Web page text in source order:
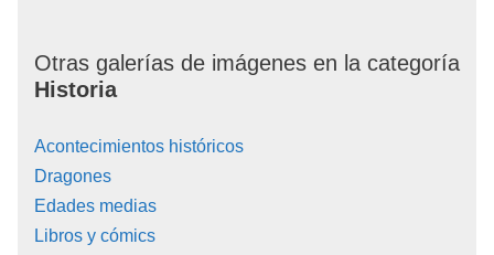
Otras galerías de imágenes en la categoría
Historia
Acontecimientos históricos
Dragones
Edades medias
Libros y cómics